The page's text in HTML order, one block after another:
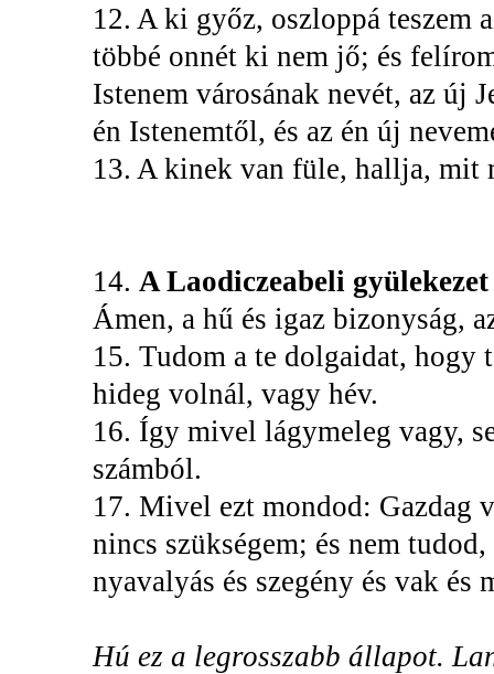
12. A ki győz, oszloppá teszem
többé onnét ki nem jő; és
Istenem városának nevét, az új
én Istenemtől, és az én új
13. A kinek van füle, hallja, mit
14. A Laodiczeabeli
Ámen, a hű és igaz bizonyság,
15. Tudom a te dolgaidat, hogy
hideg volnál, vagy hév.
16. Így mivel lágymeleg vagy,
számból.
17. Mivel ezt mondod: Gazdag
nincs szükségem; és nem
nyavalyás és szegény és vak és
Hú ez a legrosszabb állapot.